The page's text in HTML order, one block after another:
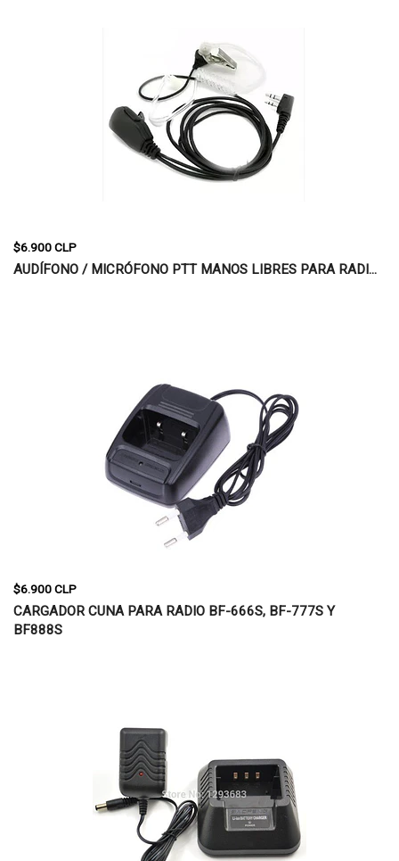
$6.900 CLP
AUDÍFONO / MICRÓFONO PTT MANOS LIBRES PARA RADI...
$6.900 CLP
CARGADOR CUNA PARA RADIO BF-666S, BF-777S Y
BF888S